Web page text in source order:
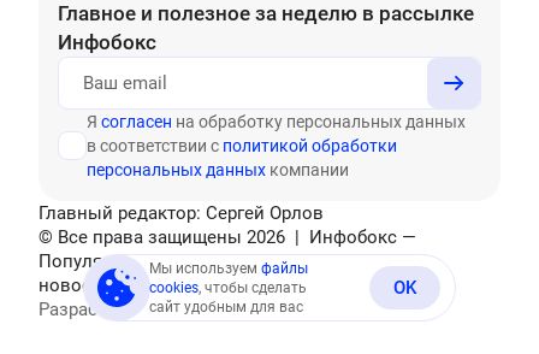
Главное и полезное за неделю в рассылке
Инфобокс
Я согласен на обработку персональных данных
в соответствии с политикой обработки
персональных данных компании
Главный редактор: Сергей Орлов
© Все права защищены 2026 | Инфобокс —
Популярные тесты, головоломки, актуальные
новости
РазработаноMediatex
Мы используем файлы
cookies, чтобы сделать
сайт удобным для вас
OK